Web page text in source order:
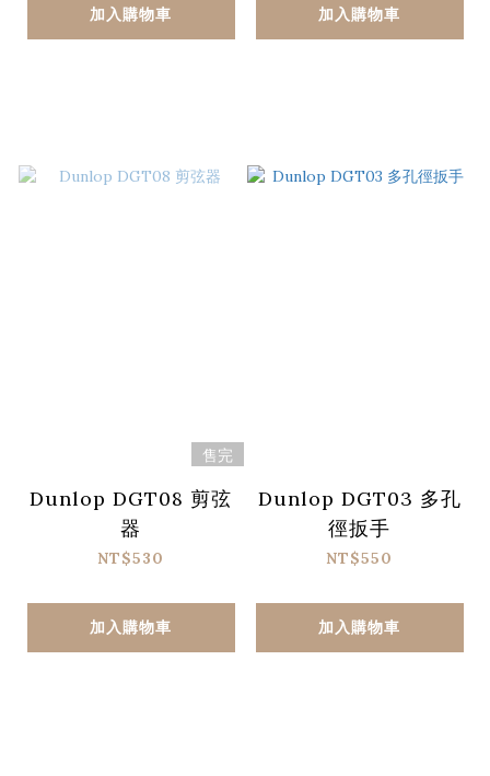
加入購物車 加入購物車
售完
Dunlop DGT08 剪弦
器
NT$530
加入購物車
Dunlop DGT03 多孔
徑扳手
NT$550
加入購物車